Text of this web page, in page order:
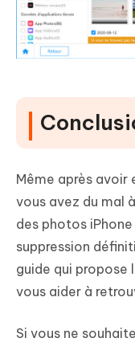
Même après avoir
vous avez du mal
des photos
suppression
guide qui propose
vous aider à
Si vous ne